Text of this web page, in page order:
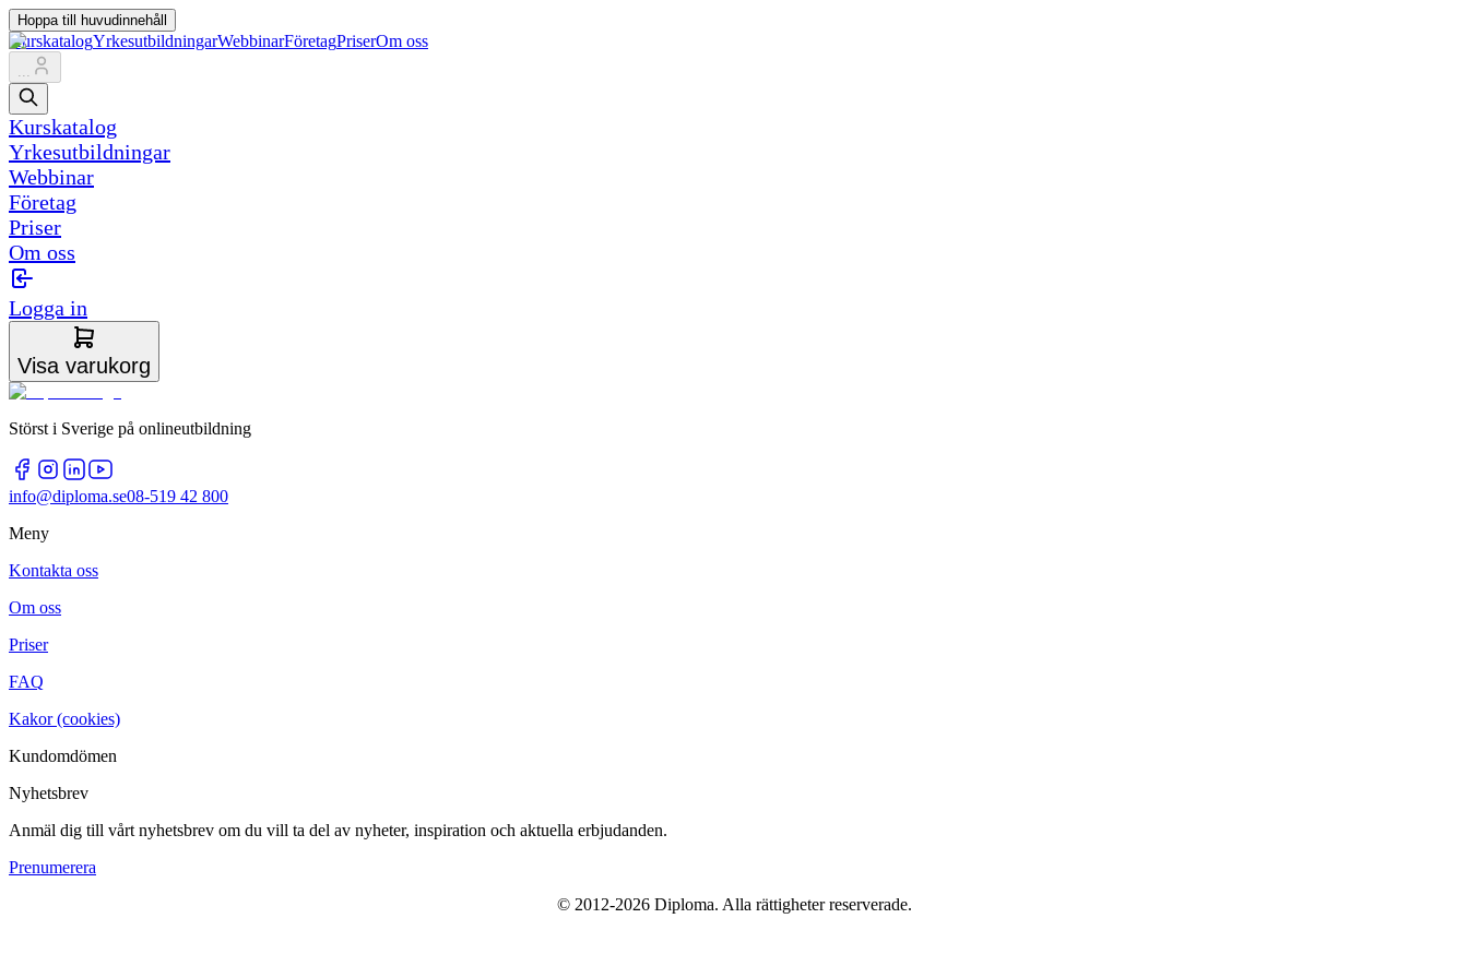
Hoppa till huvudinnehåll
KurskatalogYrkesutbildningarWebbinarFöretagPriserOm oss
...
Kurskatalog
Yrkesutbildningar
Webbinar
Företag
Priser
Om oss
Logga in
Visa varukorg
Störst i Sverige på onlineutbildning
info@diploma.se08-519 42 800
Meny
Kontakta oss
Om oss
Priser
FAQ
Kakor (cookies)
Kundomdömen
Nyhetsbrev
Anmäl dig till vårt nyhetsbrev om du vill ta del av nyheter, inspiration och aktuella erbjudanden.
Prenumerera
© 2012-2026Diploma. Alla rättigheter reserverade.